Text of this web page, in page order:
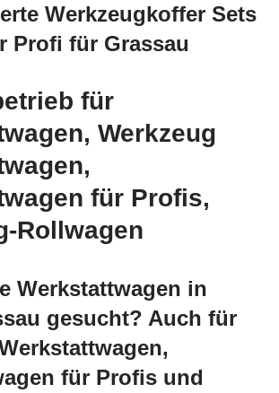
Werkzeugkoffer Sets
Profi für Grassau
für
Werkzeug
für Profis,
Rollwagen
Werkstattwagen in
gesucht? Auch für
für Profis und